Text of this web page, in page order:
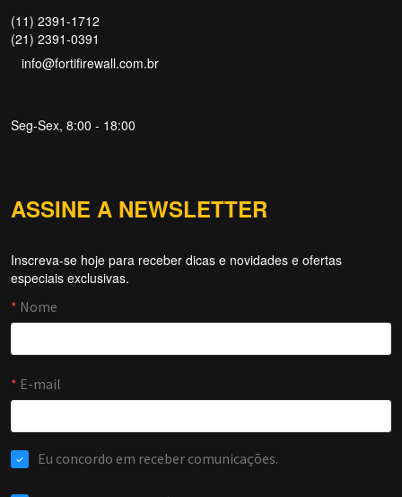
(11) 2391-1712
(21) 2391-0391
info@fortifirewall.com.br
Seg-Sex, 8:00 - 18:00
ASSINE A NEWSLETTER
Inscreva-se hoje para receber dicas e novidades e ofertas
especiais exclusivas.
Forti Firewall
EMAIL